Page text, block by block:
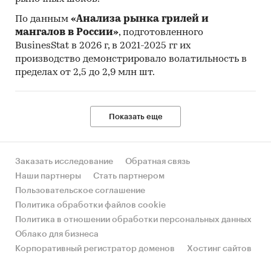
По данным «Анализа рынка грилей и
мангалов в России», подготовленного
BusinesStat в 2026 г, в 2021-2025 гг их
производство демонстрировало волатильность в
пределах от 2,5 до 2,9 млн шт.
Показать еще
Заказать исследование
Обратная связь
Наши партнеры
Стать партнером
Пользовательское соглашение
Политика обработки файлов cookie
Политика в отношении обработки персональных данных
Облако для бизнеса
Корпоративный регистратор доменов
Хостинг сайтов